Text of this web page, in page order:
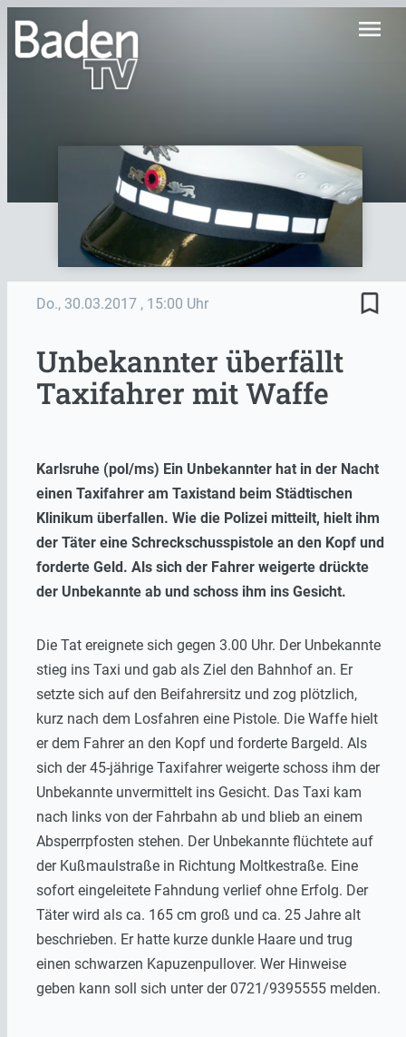
menu
Do., 30.03.2017 , 15:00 Uhr bookmark_border
Unbekannter überfällt
Taxifahrer mit Waffe
Karlsruhe (pol/ms) Ein Unbekannter hat in der Nacht
einen Taxifahrer am Taxistand beim Städtischen
Klinikum überfallen. Wie die Polizei mitteilt, hielt ihm
der Täter eine Schreckschusspistole an den Kopf und
forderte Geld. Als sich der Fahrer weigerte drückte
der Unbekannte ab und schoss ihm ins Gesicht.
Die Tat ereignete sich gegen 3.00 Uhr. Der Unbekannte
stieg ins Taxi und gab als Ziel den Bahnhof an. Er
setzte sich auf den Beifahrersitz und zog plötzlich,
kurz nach dem Losfahren eine Pistole. Die Waffe hielt
er dem Fahrer an den Kopf und forderte Bargeld. Als
sich der 45-jährige Taxifahrer weigerte schoss ihm der
Unbekannte unvermittelt ins Gesicht. Das Taxi kam
nach links von der Fahrbahn ab und blieb an einem
Absperrpfosten stehen. Der Unbekannte flüchtete auf
der Kußmaulstraße in Richtung Moltkestraße. Eine
sofort eingeleitete Fahndung verlief ohne Erfolg. Der
Täter wird als ca. 165 cm groß und ca. 25 Jahre alt
beschrieben. Er hatte kurze dunkle Haare und trug
einen schwarzen Kapuzenpullover. Wer Hinweise
geben kann soll sich unter der 0721/9395555 melden.